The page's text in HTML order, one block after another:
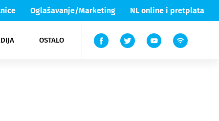
Oglašavanje/Marketing NL online i pretplata
OSTALO
Lika & Senj
TV